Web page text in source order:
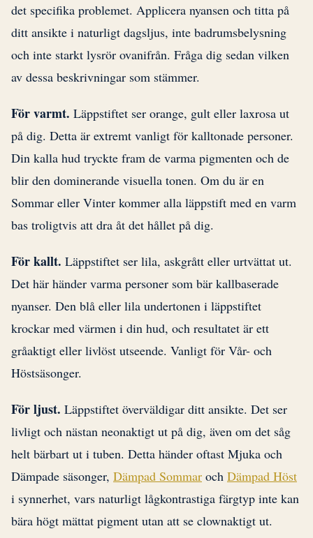
det specifika problemet. Applicera nyansen och titta på
ditt ansikte i naturligt dagsljus, inte badrumsbelysning
och inte starkt lysrör ovanifrån. Fråga dig sedan vilken
av dessa beskrivningar som stämmer.
För varmt. Läppstiftet ser orange, gult eller laxrosa ut
på dig. Detta är extremt vanligt för kalltonade personer.
Din kalla hud tryckte fram de varma pigmenten och de
blir den dominerande visuella tonen. Om du är en
Sommar eller Vinter kommer alla läppstift med en varm
bas troligtvis att dra åt det hållet på dig.
För kallt. Läppstiftet ser lila, askgrått eller urtvättat ut.
Det här händer varma personer som bär kallbaserade
nyanser. Den blå eller lila undertonen i läppstiftet
krockar med värmen i din hud, och resultatet är ett
gråaktigt eller livlöst utseende. Vanligt för Vår- och
Höstsäsonger.
För ljust. Läppstiftet överväldigar ditt ansikte. Det ser
livligt och nästan neonaktigt ut på dig, även om det såg
helt bärbart ut i tuben. Detta händer oftast Mjuka och
Dämpade säsonger, Dämpad Sommar och Dämpad Höst
i synnerhet, vars naturligt lågkontrastiga färgtyp inte kan
bära högt mättat pigment utan att se clownaktigt ut.